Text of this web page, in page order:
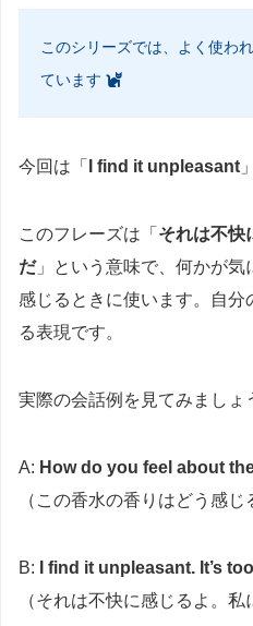
このシリーズでは、よく使わ
ています
今回は「 I find it unpleasant
このフレーズは「 それは不快
だ」という意味で、何かが気
感じるときに使います。自分
る表現です。
実際の会話例を見てみましょ
A: How do you feel about
（この香水の香りはどう感じ
B:
I find it unpleasant. It’s
（それは不快に感じるよ。私